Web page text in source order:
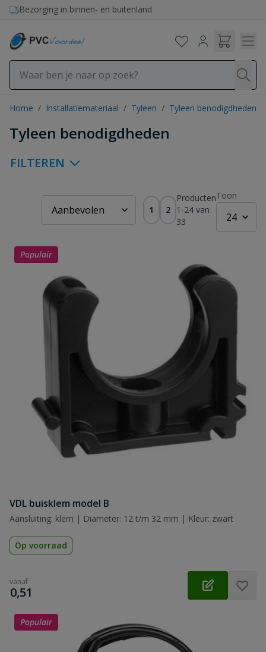
Ga naar de inhoud
Bezorging in binnen- en buitenland
Home / Installatiemateriaal / Tyleen / Tyleen benodigdheden
Tyleen benodigdheden
FILTEREN
Producten
1 -24 van
33
1 2
Toon
Populair
VDL buisklem model B
Aansluiting: klem | Diameter: 12 t/m 32 mm | Kleur: zwart
Op voorraad
vanaf
€
0,51
Populair